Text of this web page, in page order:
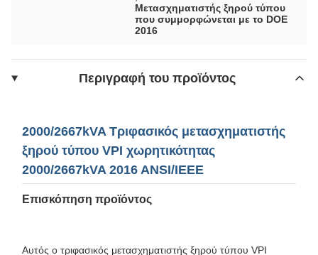
Μετασχηματιστής ξηρού τύπου
που συμμορφώνεται με το DOE
2016
Περιγραφή του προϊόντος
2000/2667kVA Τριφασικός μετασχηματιστής
ξηρού τύπου VPI χωρητικότητας
2000/2667kVA 2016 ANSI/IEEE
Επισκόπηση προϊόντος
Αυτός ο τριφασικός μετασχηματιστής ξηρού τύπου VPI